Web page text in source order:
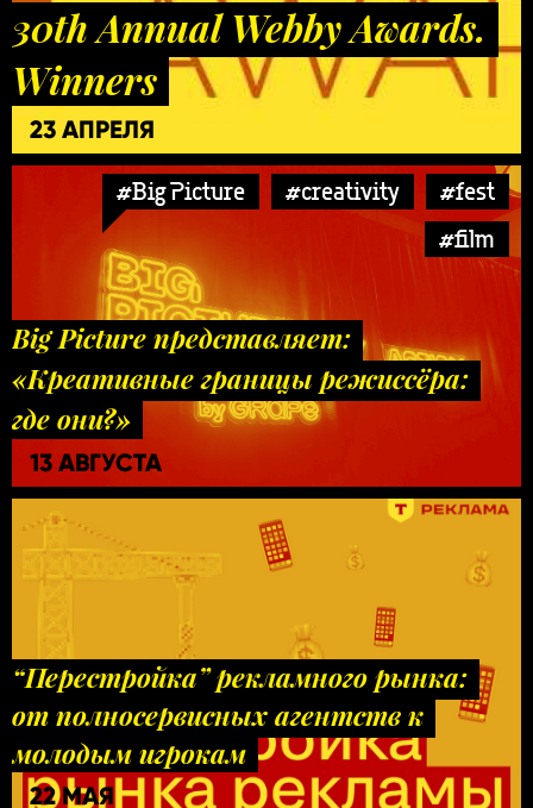
30th Annual Webby Awards.
Winners
23 АПРЕЛЯ
#Big Picture #creativity
#fest
#film
Big Picture представляет:
«Креативные границы режиссёра:
где они?»
13 АВГУСТА
“Перестройка” рекламного рынка:
от полносервисных агентств к
молодым игрокам
22 МАЯ